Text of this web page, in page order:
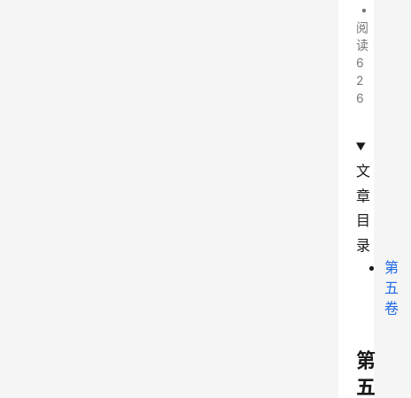
•
阅
读
6
2
6
文
章
目
录
第
五
卷
第
五